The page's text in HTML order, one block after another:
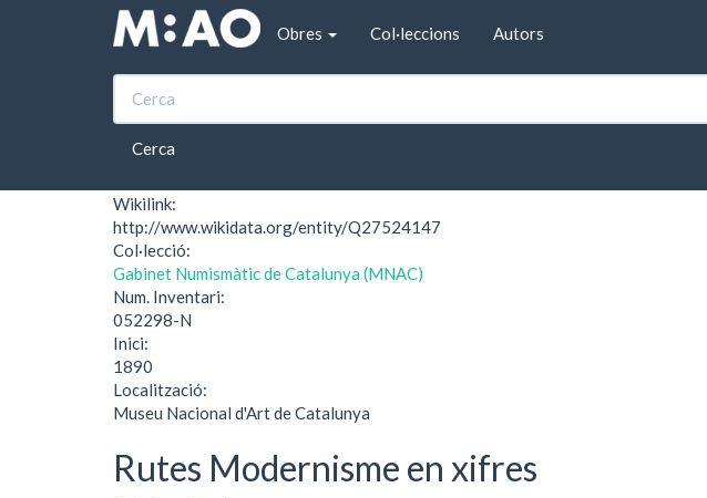
Vés al contingut
Obres
Col·leccions Autors
Cerca
Inici II Congrés Catòlic Nacional. Saragossa
II Congrés Catòlic Nacional.
Wikilink:
http://www.wikidata.org/entity/Q27524147
Col·lecció:
Gabinet Numismàtic de Catalunya (MNAC)
Num. Inventari:
052298-N
Inici:
1890
Localització:
Museu Nacional d'Art de Catalunya
Rutes Modernisme en xifres